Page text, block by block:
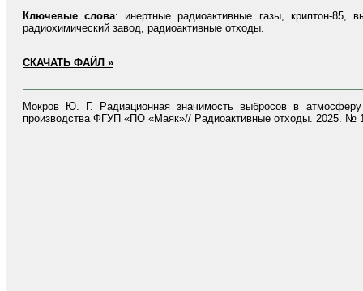
Ключевые слова: инертные радиоактивные газы, криптон-85,
радиохимический завод, радиоактивные отходы.
СКАЧАТЬ ФАЙЛ »
Мокров Ю. Г. Радиационная значимость выбросов в атмосферу
производства ФГУП «ПО «Маяк»// Радиоактивные отходы. 2025. №